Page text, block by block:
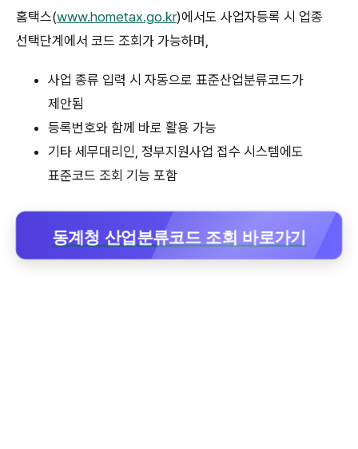
홈택스(www.hometax.go.kr)에서도 사업자등록 시 업종
선택단계에서 코드 조회가 가능하며,
사업 종류 입력 시 자동으로 표준산업분류코드가
제안됨
등록번호와 함께 바로 활용 가능
기타 세무대리인, 정부지원사업 접수 시스템에도
표준코드 조회 기능 포함
동계청 산업분류코드 조회 바로가기